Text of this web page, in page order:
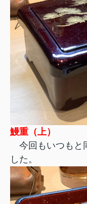
鰻重（上）
今回もいつもと
した。